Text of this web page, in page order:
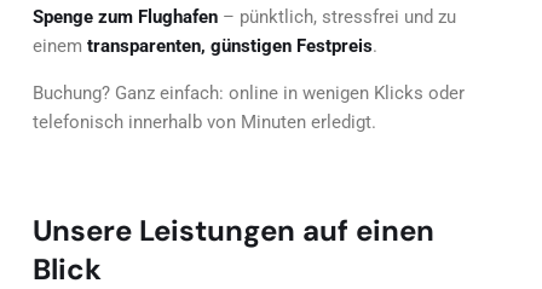
Spenge zum Flughafen – pünktlich, stressfrei und zu
einem transparenten, günstigen Festpreis.
Buchung? Ganz einfach: online in wenigen Klicks oder
telefonisch innerhalb von Minuten erledigt.
Unsere Leistungen auf einen
Blick